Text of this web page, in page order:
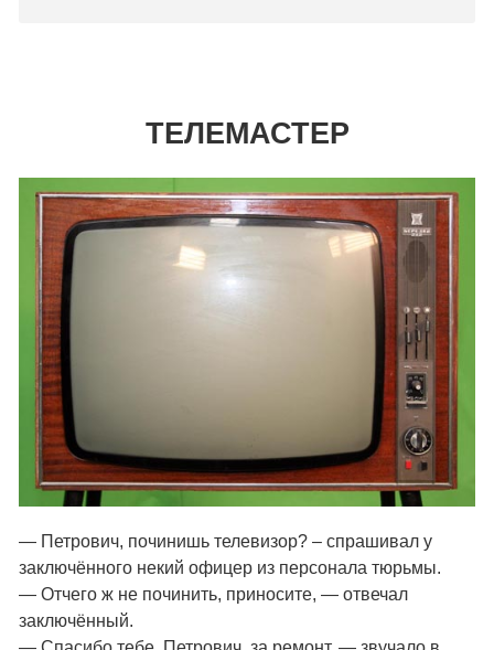
ТЕЛЕМАСТЕР
— Петрович, починишь телевизор? – спрашивал у
заключённого некий офицер из персонала тюрьмы.
— Отчего ж не починить, приносите, — отвечал
заключённый.